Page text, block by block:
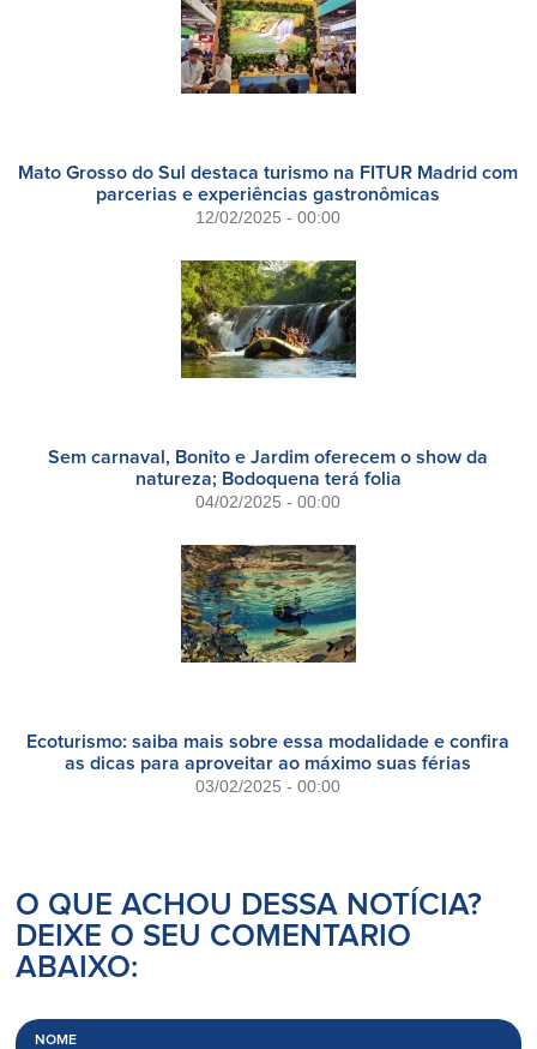
Mato Grosso do Sul destaca turismo na FITUR Madrid com
parcerias e experiências gastronômicas
12/02/2025 - 00:00
Sem carnaval, Bonito e Jardim oferecem o show da
natureza; Bodoquena terá folia
04/02/2025 - 00:00
Ecoturismo: saiba mais sobre essa modalidade e confira
as dicas para aproveitar ao máximo suas férias
03/02/2025 - 00:00
O QUE ACHOU DESSA NOTÍCIA?
DEIXE O SEU COMENTARIO
ABAIXO:
NOME